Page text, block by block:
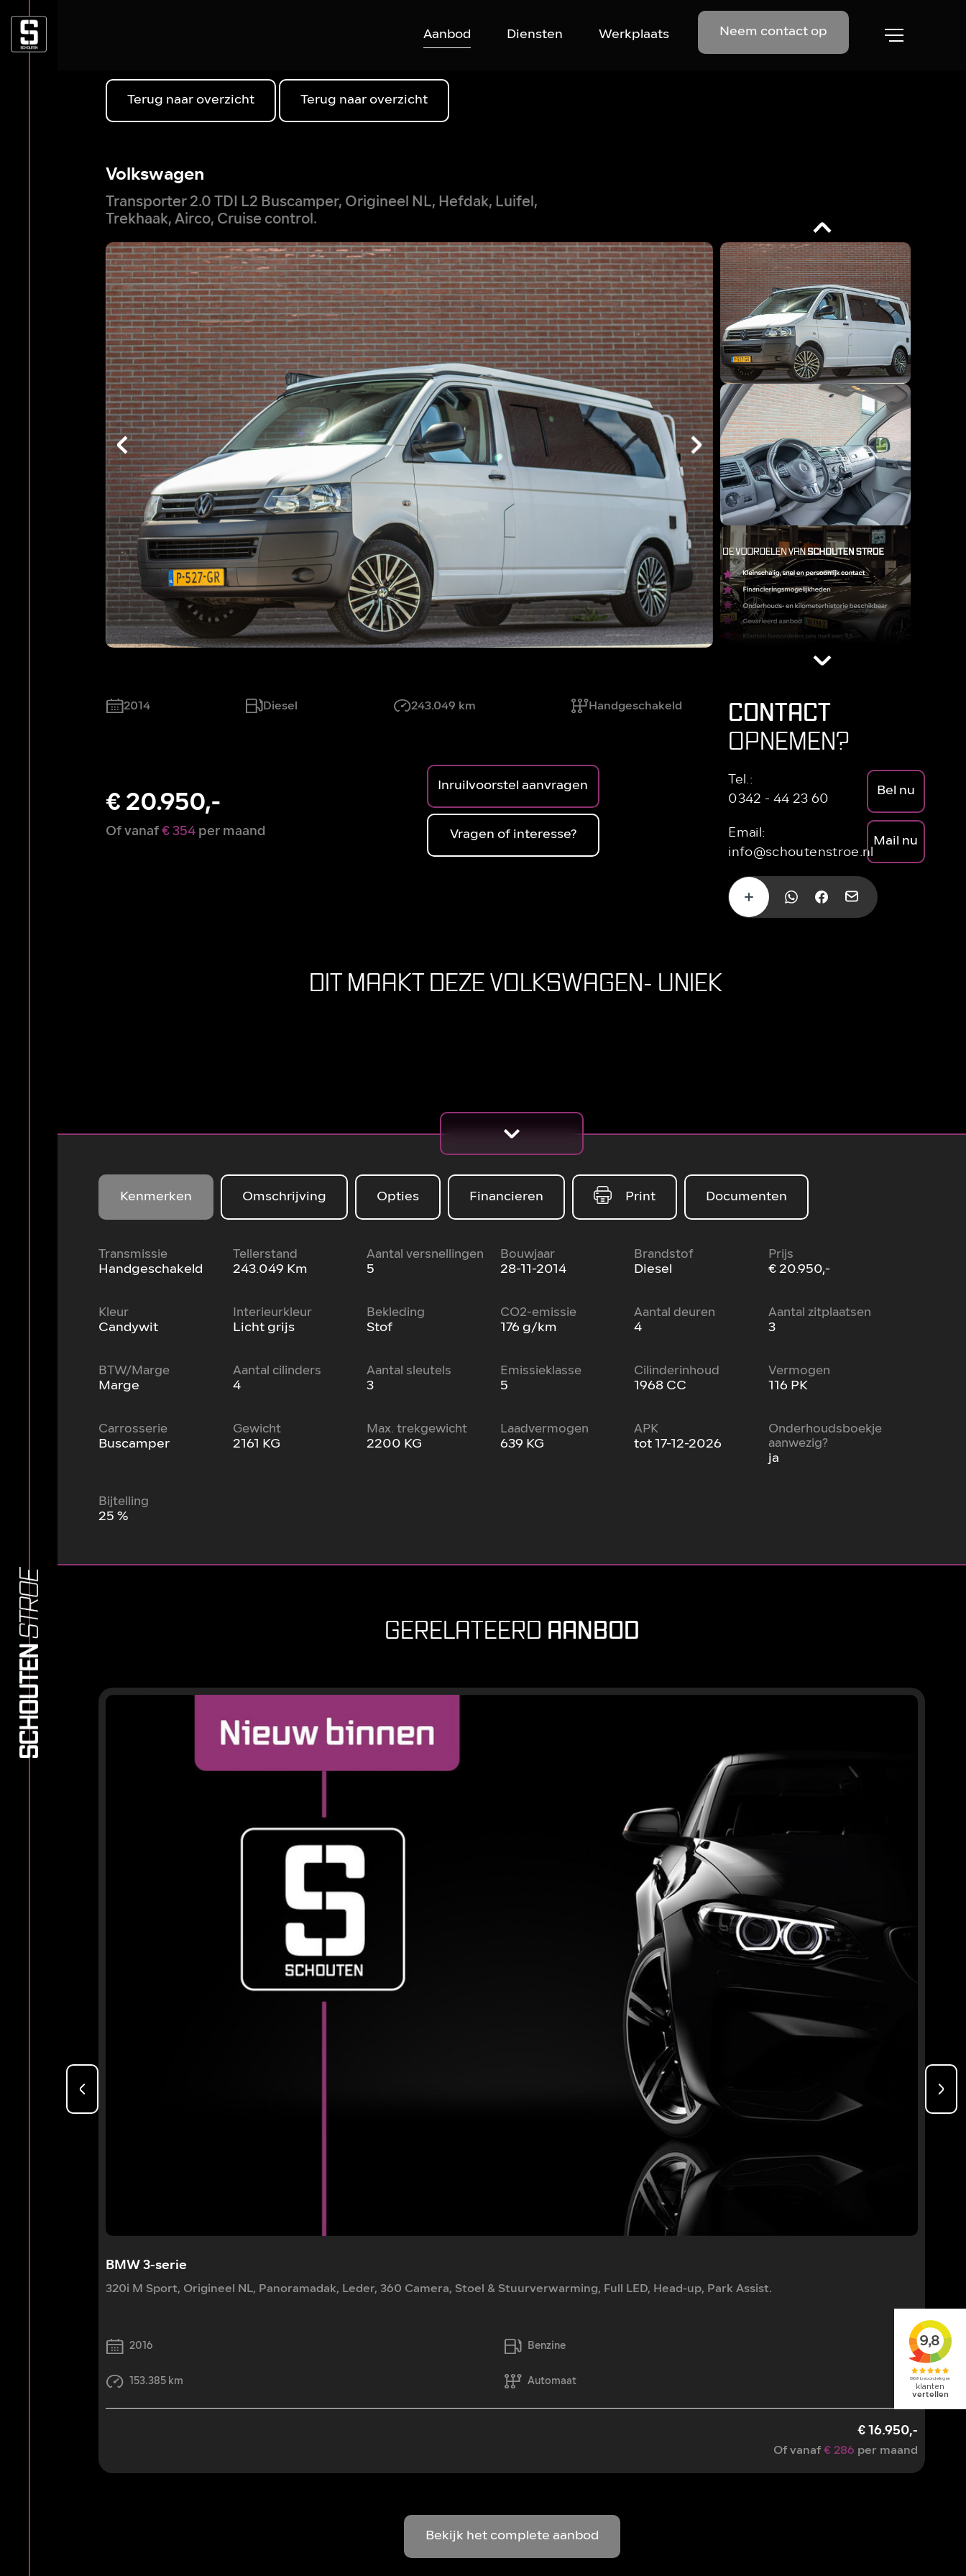
Aanbod Diensten Werkplaats Neem contact op
Terug naar overzicht Terug naar overzicht
Volkswagen
Transporter 2.0 TDI L2 Buscamper, Origineel NL, Hefdak, Luifel,
Trekhaak, Airco, Cruise control.
2014 Diesel 243.049 km Handgeschakeld
€ 20.950,-
Of vanaf€ 354per maand
Inruilvoorstel aanvragen
Vragen of interesse?
CONTACT
OPNEMEN?
Tel.:
0342 - 44 23 60
Email:
info@schoutenstroe.nl
Bel nu
Mail nu
DIT MAAKT DEZE VOLKSWAGEN- UNIEK
Kenmerken Omschrijving Opties Financieren Print Documenten
Transmissie
Handgeschakeld
Tellerstand
243.049 Km
Aantal versnellingen
5
Bouwjaar
28-11-2014
Brandstof
Diesel
Prijs
€ 20.950,-
Kleur
Candywit
Interieurkleur
Licht grijs
Bekleding
Stof
CO2-emissie
176 g/km
Aantal deuren
4
Aantal zitplaatsen
3
BTW/Marge
Marge
Aantal cilinders
4
Aantal sleutels
3
Emissieklasse
5
Cilinderinhoud
1968 CC
Vermogen
116 PK
Carrosserie
Buscamper
Gewicht
2161 KG
Max. trekgewicht
2200 KG
Laadvermogen
639 KG
APK
tot 17-12-2026
Onderhoudsboekje
aanwezig?
ja
Bijtelling
25 %
GERELATEERD AANBOD
BMW 3-serie
320i M Sport, Origineel NL, Panoramadak, Leder, 360 Camera, Stoel & Stuurverwarming, Full LED, Head-up, Park Assist.
2016 Benzine
153.385 km Automaat
€ 16.950,-
Of vanaf€ 286 per maand
Bekijk het complete aanbod